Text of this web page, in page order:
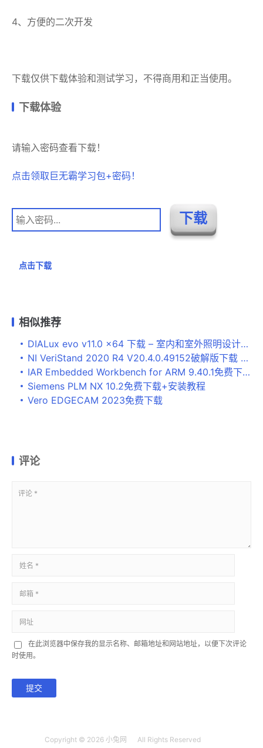
4、方便的二次开发
下载仅供下载体验和测试学习，不得商用和正当使用。
下载体验
请输入密码查看下载！
点击领取巨无霸学习包+密码！
点击下载
相似推荐
DIALux evo v11.0 x64 下载 – 室内和室外照明设计软件
NI VeriStand 2020 R4 V20.4.0.49152破解版下载 安装教程
IAR Embedded Workbench for ARM 9.40.1免费下载 安装教程
Siemens PLM NX 10.2免费下载+安装教程
Vero EDGECAM 2023免费下载
评论
在此浏览器中保存我的显示名称、邮箱地址和网站地址，以便下次评论
时使用。
提交
Copyright © 2026 小兔网 All Rights Reserved